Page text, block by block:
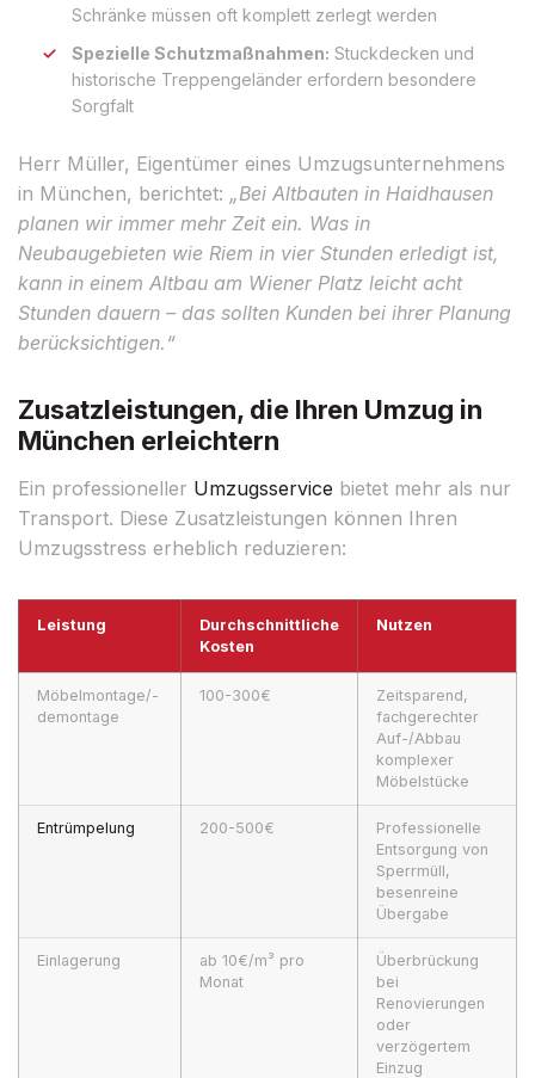
Schränke müssen oft komplett zerlegt werden
Spezielle Schutzmaßnahmen: Stuckdecken und
historische Treppengeländer erfordern besondere
Sorgfalt
Herr Müller, Eigentümer eines Umzugsunternehmens
in München, berichtet: „Bei Altbauten in Haidhausen
planen wir immer mehr Zeit ein. Was in
Neubaugebieten wie Riem in vier Stunden erledigt ist,
kann in einem Altbau am Wiener Platz leicht acht
Stunden dauern – das sollten Kunden bei ihrer Planung
berücksichtigen.“
Zusatzleistungen, die Ihren Umzug in
München erleichtern
Ein professioneller Umzugsservice bietet mehr als nur
Transport. Diese Zusatzleistungen können Ihren
Umzugsstress erheblich reduzieren:
Leistung
Durchschnittliche
Kosten
Nutzen
Möbelmontage/-
demontage
100-300€
Zeitsparend,
fachgerechter
Auf-/Abbau
komplexer
Möbelstücke
Entrümpelung 200-500€
Professionelle
Entsorgung von
Sperrmüll,
besenreine
Übergabe
Einlagerung
ab 10€/m³ pro
Monat
Überbrückung
bei
Renovierungen
oder
verzögertem
Einzug